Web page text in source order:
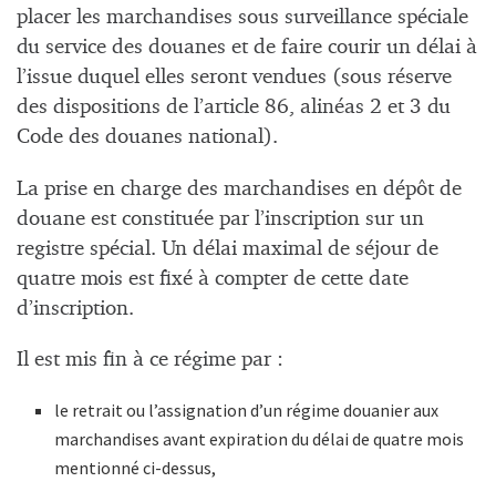
placer les marchandises sous surveillance spéciale
du service des douanes et de faire courir un délai à
l’issue duquel elles seront vendues (sous réserve
des dispositions de l’article 86, alinéas 2 et 3 du
Code des douanes national).
La prise en charge des marchandises en dépôt de
douane est constituée par l’inscription sur un
registre spécial. Un délai maximal de séjour de
quatre mois est fixé à compter de cette date
d’inscription.
Il est mis fin à ce régime par :
le retrait ou l’assignation d’un régime douanier aux
marchandises avant expiration du délai de quatre mois
mentionné ci-dessus,